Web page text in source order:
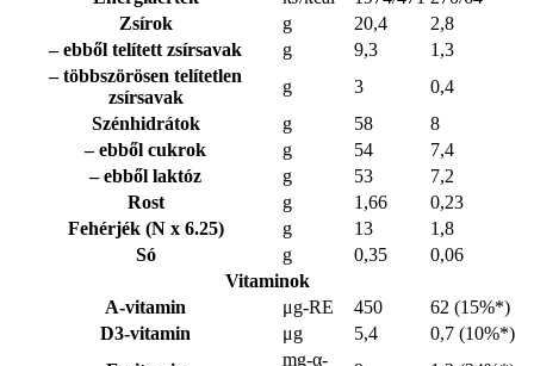
Zsírok
g 20,4
2,8
– ebből telített zsírsavak
g 9,3
1,3
– többszörösen telítetlen
zsírsavak
g 3
0,4
Szénhidrátok
g 58
8
– ebből cukrok
g 54
7,4
– ebből laktóz
g 53
7,2
Rost
g 1,66
0,23
Fehérjék (N x 6.25)
g 13
1,8
Só
g 0,35
0,06
Vitaminok
A-vitamin
μg-RE 450
62 (15%*)
D3-vitamin
μg 5,4
0,7 (10%*)
mg-α-